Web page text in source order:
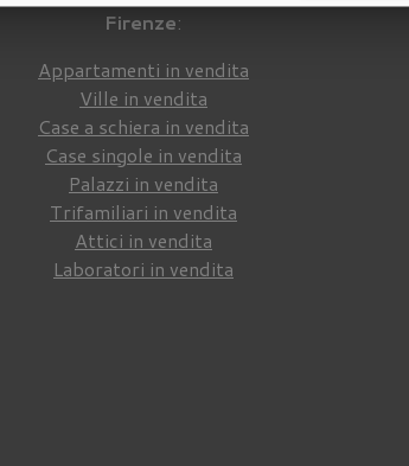
Firenze:
Appartamenti in vendita
Ville in vendita
Case a schiera in vendita
Case singole in vendita
Palazzi in vendita
Trifamiliari in vendita
Attici in vendita
Laboratori in vendita